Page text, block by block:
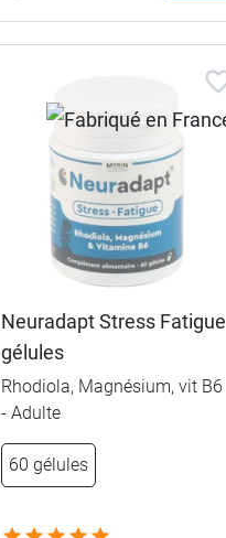
Neuradapt Stress Fatigue
gélules
Rhodiola, Magnésium, vit B6
- Adulte
60 gélules